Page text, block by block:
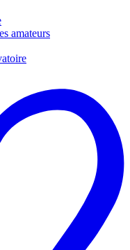
amateurs